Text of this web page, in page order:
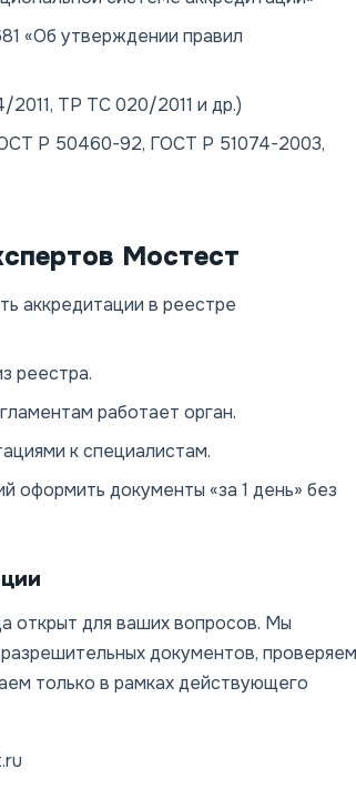
«Об утверждении правил
ТР ТС 020/2011 и др.)
Р 50460-92, ГОСТ Р 51074-2003,
Мостест
аккредитации в реестре
реестра.
работает орган.
к специалистам.
оформить документы «за 1 день» без
открыт для ваших вопросов. Мы
документов, проверяем
только в рамках действующего